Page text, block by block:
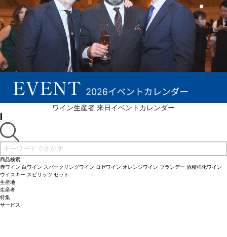
ワイン生産者 来日イベントカレンダー
商品検索
赤ワイン 白ワイン スパークリングワイン ロゼワイン オレンジワイン ブランデー 酒精強化ワイン
ウイスキー スピリッツ セット
生産地
生産者
特集
サービス